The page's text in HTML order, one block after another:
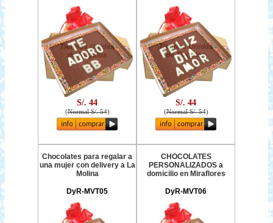
S/. 44
(Normal S/. 54)
S/. 44
(Normal S/. 54)
Chocolates para regalar a
una mujer con delivery a La
Molina
DyR-MVT05
CHOCOLATES
PERSONALIZADOS a
domicilio en Miraflores
DyR-MVT06